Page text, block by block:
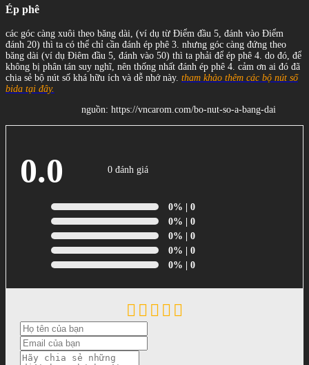
Ép phê
các góc càng xuôi theo băng dài, (ví dụ từ Điểm đầu 5, đánh vào Điểm
đánh 20) thì ta có thể chỉ cần đánh ép phê 3. nhưng góc càng đứng theo
băng dài (ví dụ Điêm đầu 5, đánh vào 50) thì ta phải để ép phê 4. do đó, để
không bị phân tán suy nghĩ, nên thống nhất đánh ép phê 4. cảm ơn ai đó đã
chia sẻ bộ nút số khá hữu ích và dễ nhớ này. tham khảo thêm các bộ nút số
bida tại đây.
nguồn: https://vncarom.com/bo-nut-so-a-bang-dai
0.0 0 đánh giá
0% | 0
0% | 0
0% | 0
0% | 0
0% | 0